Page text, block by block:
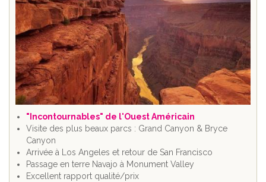
"Incontournables" de l'Ouest Américain
Visite des plus beaux parcs : Grand Canyon & Bryce
Canyon
Arrivée à Los Angeles et retour de San Francisco
Passage en terre Navajo à Monument Valley
Excellent rapport qualité/prix